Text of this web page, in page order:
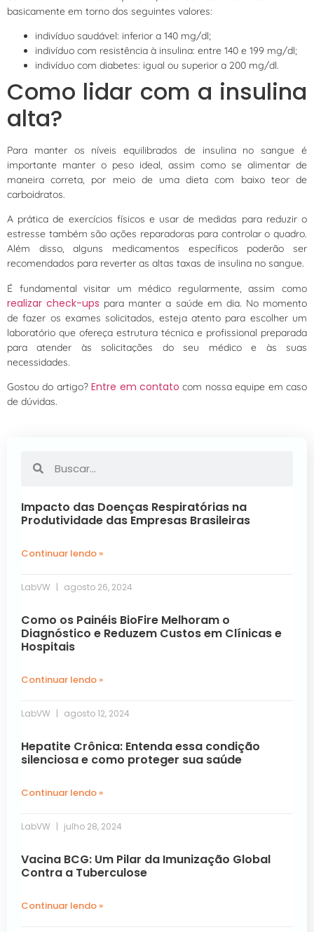
basicamente em torno dos seguintes valores:
indivíduo saudável: inferior a 140 mg/dl;
indivíduo com resistência à insulina: entre 140 e 199 mg/dl;
indivíduo com diabetes: igual ou superior a 200 mg/dl.
Como lidar com a insulina
alta?
Para manter os níveis equilibrados de insulina no sangue é
importante manter o peso ideal, assim como se alimentar de
maneira correta, por meio de uma dieta com baixo teor de
carboidratos.
A prática de exercícios físicos e usar de medidas para reduzir o
estresse também são ações reparadoras para controlar o quadro.
Além disso, alguns medicamentos específicos poderão ser
recomendados para reverter as altas taxas de insulina no sangue.
É fundamental visitar um médico regularmente, assim como
realizar check-ups para manter a saúde em dia. No momento
de fazer os exames solicitados, esteja atento para escolher um
laboratório que ofereça estrutura técnica e profissional preparada
para atender às solicitações do seu médico e às suas
necessidades.
Gostou do artigo?Entre em contato com nossa equipe em caso
de dúvidas.
Impacto das Doenças Respiratórias na
Produtividade das Empresas Brasileiras
Continuar lendo »
LabVW agosto 26, 2024
Como os Painéis BioFire Melhoram o
Diagnóstico e Reduzem Custos em Clínicas e
Hospitais
Continuar lendo »
LabVW agosto 12, 2024
Hepatite Crônica: Entenda essa condição
silenciosa e como proteger sua saúde
Continuar lendo »
LabVW julho 28, 2024
Vacina BCG: Um Pilar da Imunização Global
Contra a Tuberculose
Continuar lendo »